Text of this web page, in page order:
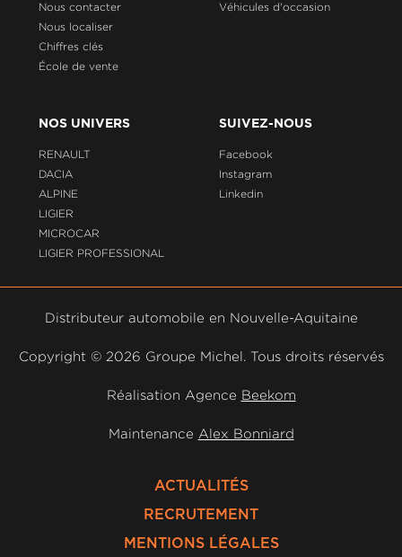
LIGIER
PROFESSIONAL
HISTORIQUE
DU
MICHEL
Nous contacter
Nous localiser
Chiffres clés
École de vente
Véhicules d'occasion
NOS UNIVERS
RENAULT
DACIA
ALPINE
LIGIER
MICROCAR
LIGIER PROFESSIONAL
SUIVEZ-NOUS
Facebook
Instagram
Linkedin
Distributeur automobile en Nouvelle-Aquitaine
Copyright © 2026 Groupe Michel. Tous droits réservés
Réalisation Agence Beekom
Maintenance Alex Bonniard
ACTUALITÉS
RECRUTEMENT
MENTIONS LÉGALES